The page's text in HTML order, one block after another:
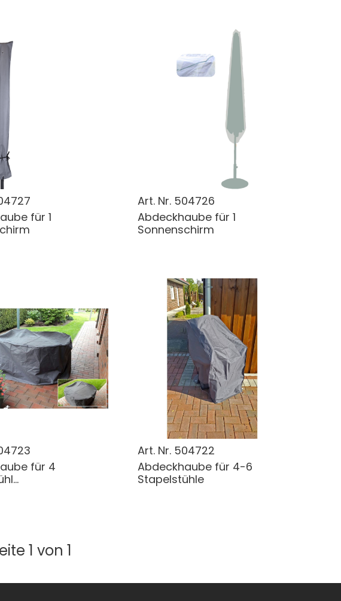
für 1
Art. Nr. 504726
Abdeckhaube für 1
Sonnenschirm
für 4
Art. Nr. 504722
Abdeckhaube für 4-6
Stapelstühle
1 von 1